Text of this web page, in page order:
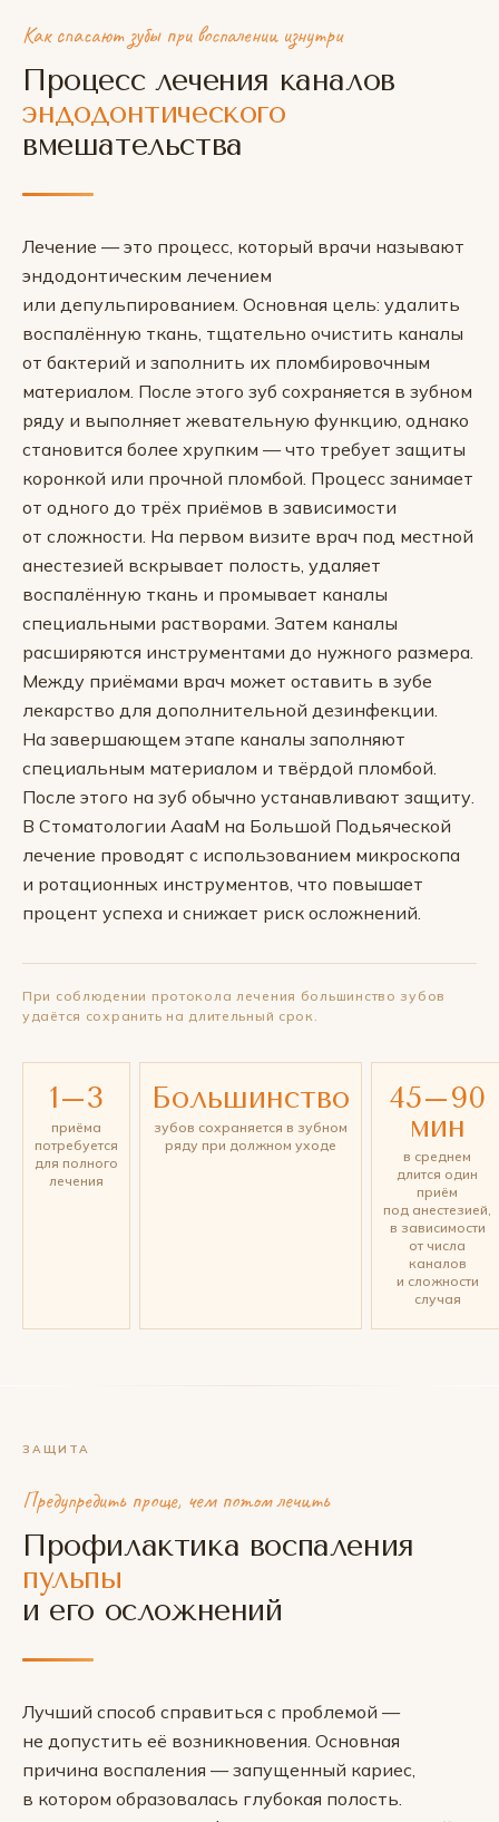
Как спасают зубы при воспалении изнутри
Процесс лечения каналов
эндодонтического
вмешательства
Лечение — это процесс, который врачи называют
эндодонтическим лечением
или депульпированием. Основная цель: удалить
воспалённую ткань, тщательно очистить каналы
от бактерий и заполнить их пломбировочным
материалом. После этого зуб сохраняется в зубном
ряду и выполняет жевательную функцию, однако
становится более хрупким — что требует защиты
коронкой или прочной пломбой. Процесс занимает
от одного до трёх приёмов в зависимости
от сложности. На первом визите врач под местной
анестезией вскрывает полость, удаляет
воспалённую ткань и промывает каналы
специальными растворами. Затем каналы
расширяются инструментами до нужного размера.
Между приёмами врач может оставить в зубе
лекарство для дополнительной дезинфекции.
На завершающем этапе каналы заполняют
специальным материалом и твёрдой пломбой.
После этого на зуб обычно устанавливают защиту.
В Стоматологии АааМ на Большой Подьяческой
лечение проводят с использованием микроскопа
и ротационных инструментов, что повышает
процент успеха и снижает риск осложнений.
При соблюдении протокола лечения большинство зубов
удаётся сохранить на длительный срок.
1–3
приёма
потребуется
для полного
лечения
Большинство
зубов сохраняется в зубном
ряду при должном уходе
45–90
мин
в среднем
длится один
приём
под анестезией,
в зависимости
от числа
каналов
и сложности
случая
ЗАЩИТА
Предупредить проще, чем потом лечить
Профилактика воспаления
пульпы
и его осложнений
Лучший способ справиться с проблемой —
не допустить её возникновения. Основная
причина воспаления — запущенный кариес,
в котором образовалась глубокая полость.